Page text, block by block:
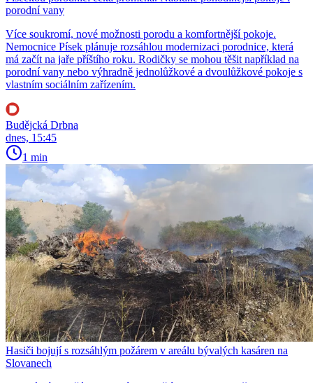
porodní vany
Více soukromí, nové možnosti porodu a komfortnější pokoje.
Nemocnice Písek plánuje rozsáhlou modernizaci porodnice, která
má začít na jaře příštího roku. Rodičky se mohou těšit například na
porodní vany nebo výhradně jednolůžkové a dvoulůžkové pokoje s
vlastním sociálním zařízením.
Budějcká Drbna
dnes, 15:45
1 min
Hasiči bojují s rozsáhlým požárem v areálu bývalých kasáren na
Slovanech